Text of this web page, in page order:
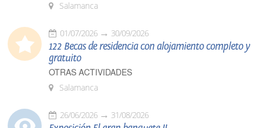
Salamanca
01/07/2026 30/09/2026
122 Becas de residencia con alojamiento completo y
gratuito
OTRAS ACTIVIDADES
Salamanca
26/06/2026 31/08/2026